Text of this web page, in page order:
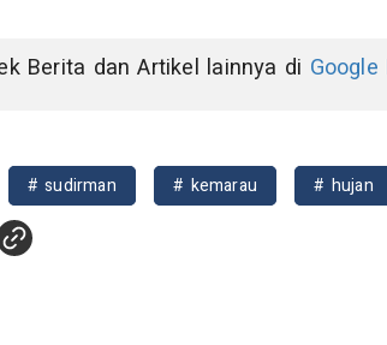
Berita dan Artikel lainnya di
# sudirman # kemarau # hujan